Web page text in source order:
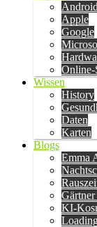
Android
Apple
Google
Online-
Wissen
History
Daten
Karten
Blogs
Emma
KI-